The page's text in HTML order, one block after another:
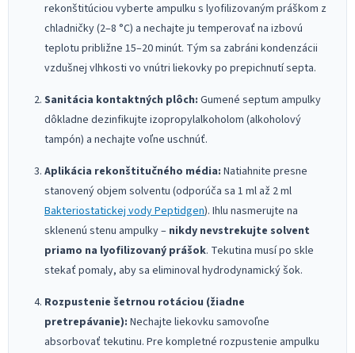
rekonštitúciou vyberte ampulku s lyofilizovaným práškom z
chladničky (2–8 °C) a nechajte ju temperovať na izbovú
teplotu približne 15–20 minút. Tým sa zabráni kondenzácii
vzdušnej vlhkosti vo vnútri liekovky po prepichnutí septa.
Sanitácia kontaktných plôch: Gumené septum ampulky
dôkladne dezinfikujte izopropylalkoholom (alkoholový
tampón) a nechajte voľne uschnúť.
Aplikácia rekonštitučného média: Natiahnite presne
stanovený objem solventu (odporúča sa 1 ml až 2 ml
Bakteriostatickej vody Peptidgen). Ihlu nasmerujte na
sklenenú stenu ampulky – nikdy nevstrekujte solvent
priamo na lyofilizovaný prášok. Tekutina musí po skle
stekať pomaly, aby sa eliminoval hydrodynamický šok.
Rozpustenie šetrnou rotáciou (žiadne
pretrepávanie): Nechajte liekovku samovoľne
absorbovať tekutinu. Pre kompletné rozpustenie ampulku